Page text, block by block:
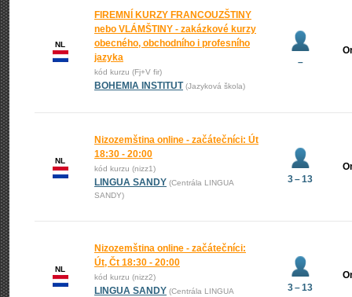
NL
FIREMNÍ KURZY FRANCOUZŠTINY
nebo VLÁMŠTINY - zakázkové kurzy
obecného, obchodního i profesního
jazyka
kód kurzu (Fj+V fir)
BOHEMIA INSTITUT (Jazyková škola)
–
NL
Nizozemština online - začátečníci: Út
18:30 - 20:00
kód kurzu (nizz1)
LINGUA SANDY (Centrála LINGUA
SANDY)
3 – 13
NL
Nizozemština online - začátečníci:
Út, Čt 18:30 - 20:00
kód kurzu (nizz2)
LINGUA SANDY (Centrála LINGUA
3 – 13